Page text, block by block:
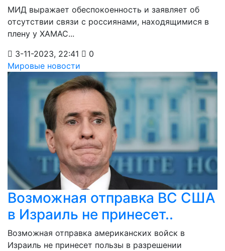
МИД выражает обеспокоенность и заявляет об
отсутствии связи с россиянами, находящимися в
плену у ХАМАС...
3-11-2023, 22:41
0
Мировые новости
Возможная отправка ВС США
в Израиль не принесет..
Возможная отправка американских войск в
Израиль не принесет пользы в разрешении